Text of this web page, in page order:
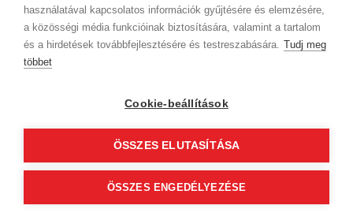
használatával kapcsolatos információk gyűjtésére és elemzésére,
a közösségi média funkcióinak biztosítására, valamint a tartalom
és a hirdetések továbbfejlesztésére és testreszabására. Tudj meg
többet
Cookie-beállítások
ÖSSZES ELUTASÍTÁSA
ÖSSZES ENGEDÉLYEZÉSEContinue to finalization
GTC (Subscriber Customer)
Follow us!
© 2012 Beauty World Net Kft. All rights reserved.